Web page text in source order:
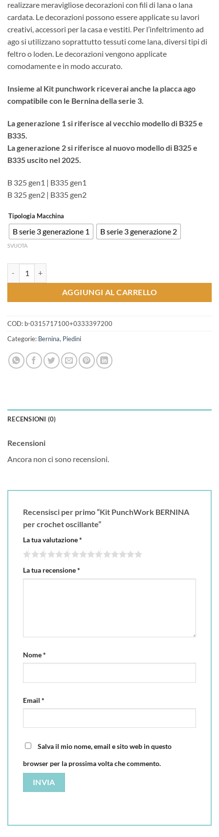
€130,76
realizzare meravigliose decorazioni con fili di lana o lana
cardata. Le decorazioni possono essere applicate su lavori
creativi, accessori per la casa e vestiti. Per l’infeltrimento ad
ago si utilizzano soprattutto tessuti come lana, diversi tipi di
feltro o loden. Le decorazioni vengono applicate
comodamente e in modo accurato.
Insieme al Kit punchwork riceverai anche la placca ago
compatibile con le Bernina della serie 3.
La generazione 1 si riferisce al vecchio modello di B325 e
B335.
La generazione 2 si riferisce al nuovo modello di B325 e
B335 uscito nel 2025.
B 325 gen1 | B335 gen1
B 325 gen2 | B335 gen2
Tipologia Macchina
B serie 3 generazione 1 B serie 3 generazione 2
SVUOTA
AGGIUNGI AL CARRELLO
COD: b-0315717100+0333397200
Categorie: Bernina, Piedini
RECENSIONI (0)
Recensioni
Ancora non ci sono recensioni.
Recensisci per primo “Kit PunchWork BERNINA
per crochet oscillante”
La tua valutazione*
La tua recensione*
Nome*
Email *
Salva il mio nome, email e sito web in questo
browser per la prossima volta che commento.